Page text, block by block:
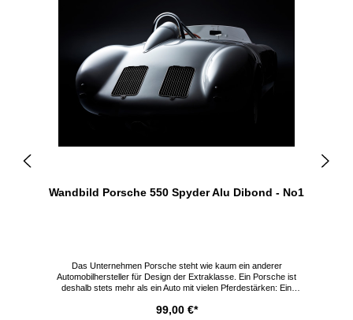
Wandbild Porsche 550 Spyder Alu Dibond - No1
Das Unternehmen Porsche steht wie kaum ein anderer
Automobilhersteller für Design der Extraklasse. Ein Porsche ist
deshalb stets mehr als ein Auto mit vielen Pferdestärken: Ein
Unternehmens sind der Porsche 550 Spyder und das Porsche 356
99,00 €*